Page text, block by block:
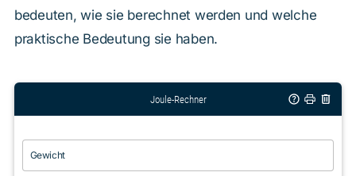
bedeuten, wie sie berechnet werden und welche
praktische Bedeutung sie haben.
Joule-Rechner
Gewicht